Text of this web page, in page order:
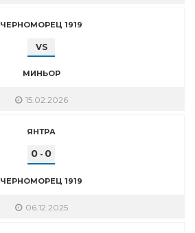
ЧЕРНОМОРЕЦ 1919
VS
МИНЬОР
15.02.2026
ЯНТРА
0 - 0
ЧЕРНОМОРЕЦ 1919
06.12.2025